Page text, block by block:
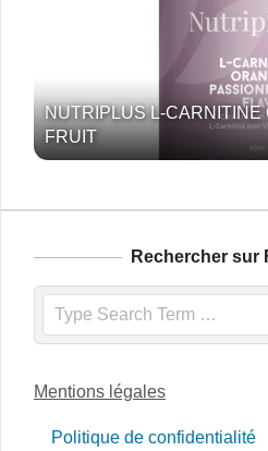
NUTRIPLUS L-CARNITINE
FRUIT
Rechercher sur
Search
Mentions légales
Politique de confidentialité